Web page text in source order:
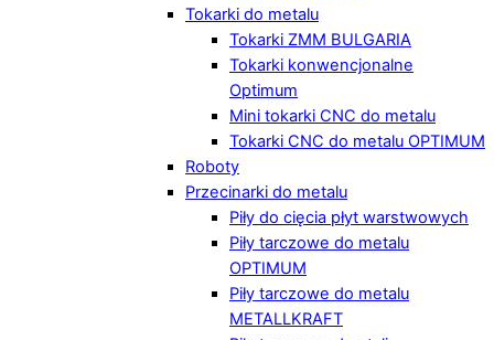
Tokarki do metalu
Tokarki ZMM BULGARIA
Tokarki konwencjonalne
Optimum
Mini tokarki CNC do metalu
Tokarki CNC do metalu OPTIMUM
Roboty
Przecinarki do metalu
Piły do cięcia płyt warstwowych
Piły tarczowe do metalu
OPTIMUM
Piły tarczowe do metalu
METALLKRAFT